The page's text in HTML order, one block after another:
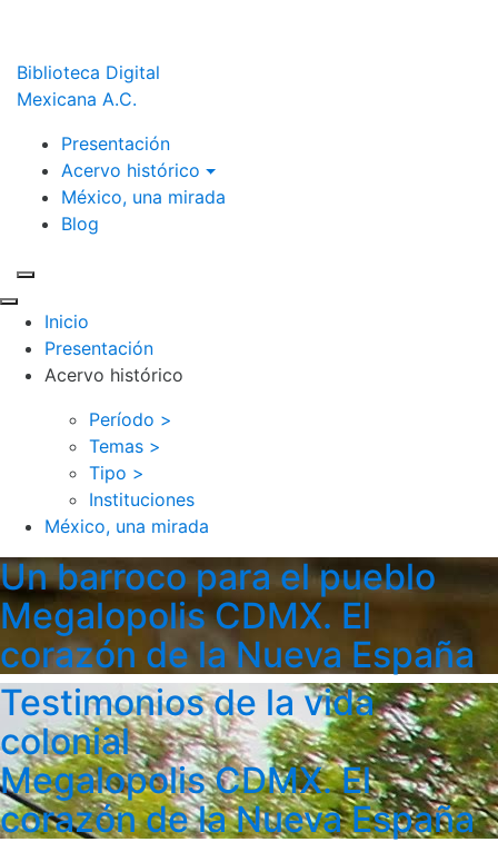
Biblioteca Digital
Mexicana A.C.
Presentación
Acervo histórico
México, una mirada
Blog
Inicio
Presentación
Acervo histórico
Período >
Temas >
Tipo >
Instituciones
México, una mirada
Un barroco para el pueblo
Megalopolis CDMX. El
corazón de la Nueva España
Testimonios de la vida
colonial
Megalopolis CDMX. El
corazón de la Nueva España